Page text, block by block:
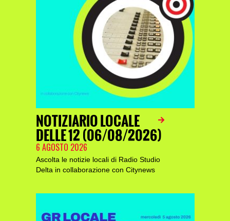
NOTIZIARIO LOCALE
DELLE 12 (06/08/2026)
6 AGOSTO 2026
Ascolta le notizie locali di Radio Studio
Delta in collaborazione con Citynews